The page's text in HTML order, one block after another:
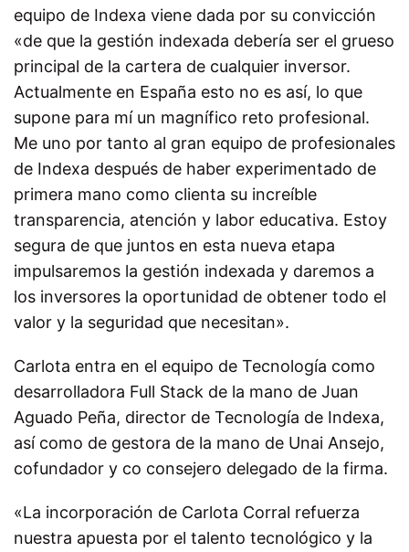
equipo de Indexa viene dada por su convicción
«de que la gestión indexada debería ser el grueso
principal de la cartera de cualquier inversor.
Actualmente en España esto no es así, lo que
supone para mí un magnífico reto profesional.
Me uno por tanto al gran equipo de profesionales
de Indexa después de haber experimentado de
primera mano como clienta su increíble
transparencia, atención y labor educativa. Estoy
segura de que juntos en esta nueva etapa
impulsaremos la gestión indexada y daremos a
los inversores la oportunidad de obtener todo el
valor y la seguridad que necesitan».
Carlota entra en el equipo de Tecnología como
desarrolladora Full Stack de la mano de Juan
Aguado Peña, director de Tecnología de Indexa,
así como de gestora de la mano de Unai Ansejo,
cofundador y co consejero delegado de la firma.
«La incorporación de Carlota Corral refuerza
nuestra apuesta por el talento tecnológico y la